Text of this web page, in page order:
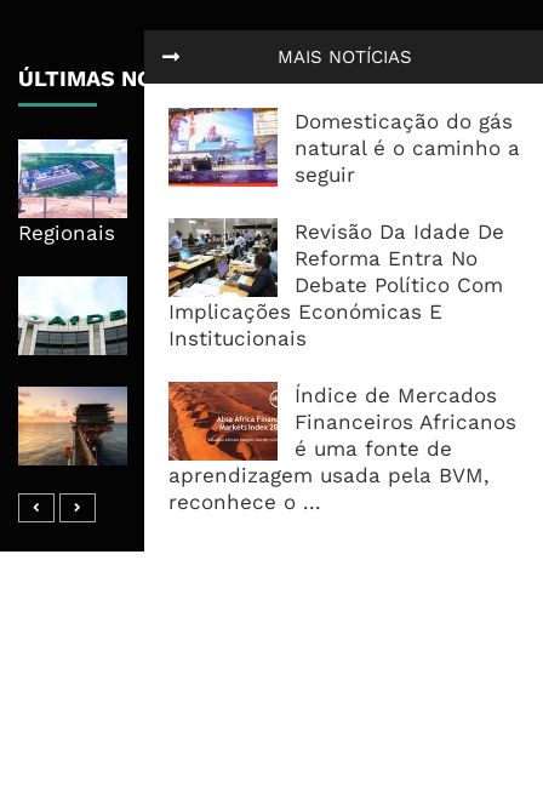
MAIS NOTÍCIAS
Domesticação do gás
natural é o caminho a
seguir
Revisão Da Idade De
Reforma Entra No
Debate Político Com
Implicações Económicas E
Institucionais
Índice de Mercados
Financeiros Africanos
é uma fonte de
aprendizagem usada pela BVM,
reconhece o ...
ÚLTIMAS NOTÍCIAS
Nova Capacidade Cimenteira Coloca
Moçambique No Caminho Da Auto-
Regionais
AfDB Aprova US$265 Milhões E
Acelera Ligação Da Zâmbia Ao
Corredor Do Lobito
Rovuma LNG Avança Com Selecção
De Consórcio EPC Antes Da FID De
2026